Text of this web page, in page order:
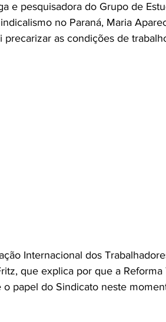
e pesquisadora do Grupo de
no Paraná, Maria
precarizar as condições de
Internacional dos
que explica por que a
papel do Sindicato neste